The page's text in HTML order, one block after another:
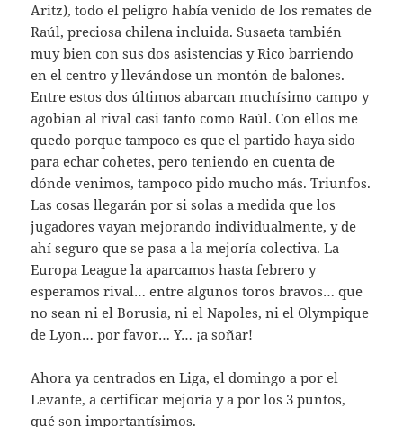
Aritz), todo el peligro había venido de los remates de
Raúl, preciosa chilena incluida. Susaeta también
muy bien con sus dos asistencias y Rico barriendo
en el centro y llevándose un montón de balones.
Entre estos dos últimos abarcan muchísimo campo y
agobian al rival casi tanto como Raúl. Con ellos me
quedo porque tampoco es que el partido haya sido
para echar cohetes, pero teniendo en cuenta de
dónde venimos, tampoco pido mucho más. Triunfos.
Las cosas llegarán por si solas a medida que los
jugadores vayan mejorando individualmente, y de
ahí seguro que se pasa a la mejoría colectiva. La
Europa League la aparcamos hasta febrero y
esperamos rival… entre algunos toros bravos… que
no sean ni el Borusia, ni el Napoles, ni el Olympique
de Lyon… por favor… Y… ¡a soñar!
Ahora ya centrados en Liga, el domingo a por el
Levante, a certificar mejoría y a por los 3 puntos,
qué son importantísimos.